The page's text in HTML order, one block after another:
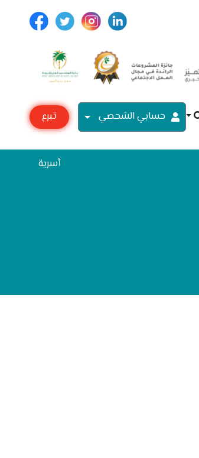
حسابي الشحصي
تبرع
أسرية